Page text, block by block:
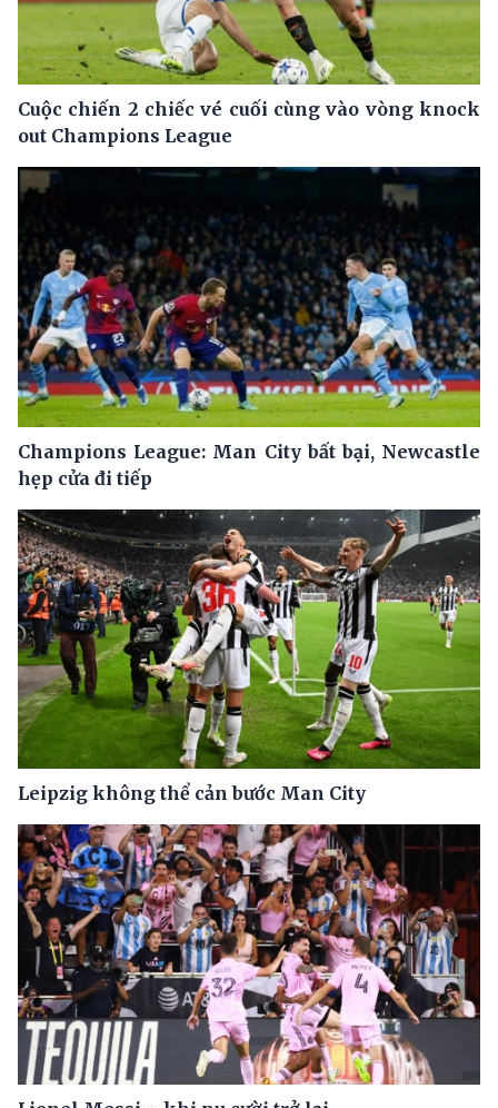
Cuộc chiến 2 chiếc vé cuối cùng vào vòng knock
out Champions League
Champions League: Man City bất bại, Newcastle
hẹp cửa đi tiếp
Leipzig không thể cản bước Man City